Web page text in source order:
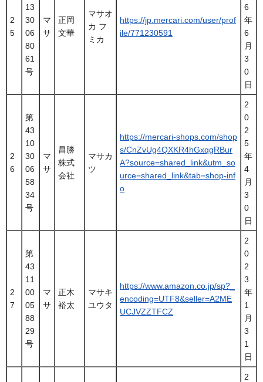
2
5
13
30
06
80
61
号
マ
サ
正岡
文華
マサオ
カ フ
ミカ
https://jp.mercari.com/user/prof
ile/771230591
6
年
6
月
3
0
日
2
6
第
43
10
30
06
58
34
号
マ
サ
昌勝
株式
会社
マサカ
ツ
https://mercari-shops.com/shop
s/CnZvUg4QXKR4hGxqgRBur
A?source=shared_link&utm_so
urce=shared_link&tab=shop-inf
o
2
0
2
5
年
4
月
3
0
日
2
7
第
43
11
00
05
88
29
号
マ
サ
正木
裕太
マサキ
ユウタ
https://www.amazon.co.jp/sp?_
encoding=UTF8&seller=A2ME
UCJVZZTFCZ
2
0
2
3
年
1
月
3
1
日
2